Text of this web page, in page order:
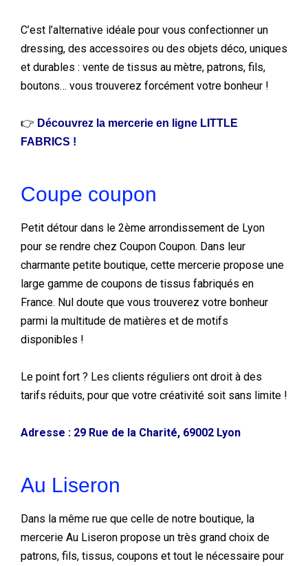
C’est l’alternative idéale pour vous confectionner un
dressing, des accessoires ou des objets déco, uniques
et durables : vente de tissus au mètre, patrons, fils,
boutons… vous trouverez forcément votre bonheur !
👉 Découvrez la mercerie en ligne LITTLE
FABRICS !
Coupe coupon
Petit détour dans le 2ème arrondissement de Lyon
pour se rendre chez Coupon Coupon. Dans leur
charmante petite boutique, cette mercerie propose une
large gamme de coupons de tissus fabriqués en
France. Nul doute que vous trouverez votre bonheur
parmi la multitude de matières et de motifs
disponibles !
Le point fort ? Les clients réguliers ont droit à des
tarifs réduits, pour que votre créativité soit sans limite !
Adresse : 29 Rue de la Charité, 69002 Lyon
Au Liseron
Dans la même rue que celle de notre boutique, la
mercerie Au Liseron propose un très grand choix de
patrons, fils, tissus, coupons et tout le nécessaire pour